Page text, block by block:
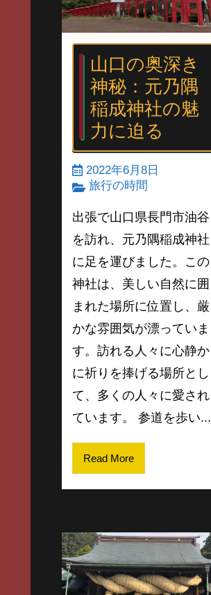
山口の奥深き
神秘：元乃隅
稲成神社の魅
力に迫る
2022年6月8日
旅行の時間
出張で山口県長門市油谷
を訪れ、元乃隅稲成神社
に足を運びました。この
神社は、美しい自然に囲
まれた場所に位置し、厳
かな雰囲気が漂っていま
す。訪れる人々に心静か
に祈りを捧げる場所とし
て、多くの人々に愛され
ています。 参道を歩い...
Read More